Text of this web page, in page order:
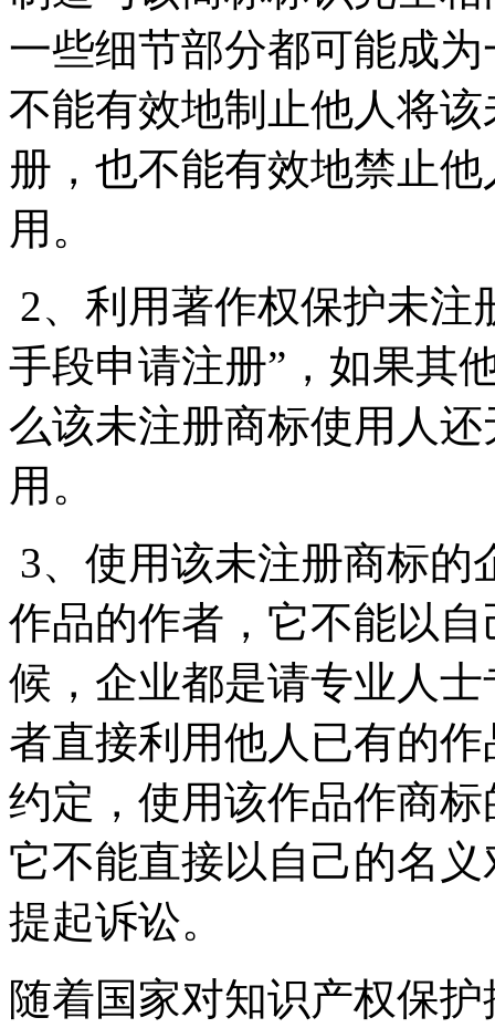
一些细节部分都可能成
不能有效地制止他人将
册，也不能有效地禁止
用。
2、利用著作权保护未注
手段申请注册”，如果其
么该未注册商标使用人
用。
3、使用该未注册商标的
作品的作者，它不能以
候，企业都是请专业人
者直接利用他人已有的
约定，使用该作品作商
它不能直接以自己的名
提起诉讼。
随着国家对知识产权保